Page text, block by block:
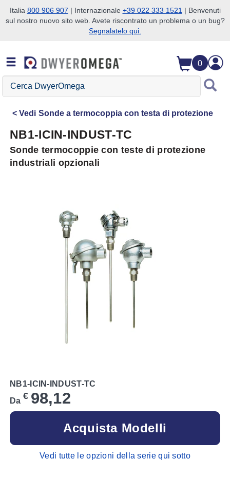
Salta alla ricerca
Salta al contenuto principale
Salta alla navigazione
Italia 800 906 907 | Internazionale +39 022 333 1521 | Benvenuti
sul nostro nuovo sito web. Avete riscontrato un problema o un bug?
Segnalatelo qui.
0
Cerca
DwyerOmega
Vedi Sonde a termocoppia con testa di protezione
NB1-ICIN-INDUST-TC
Sonde termocoppie con teste di protezione
industriali opzionali
NB1-ICIN-INDUST-TC
Da € 98,12
Acquista Modelli
Vedi tutte le opzioni della serie qui sotto